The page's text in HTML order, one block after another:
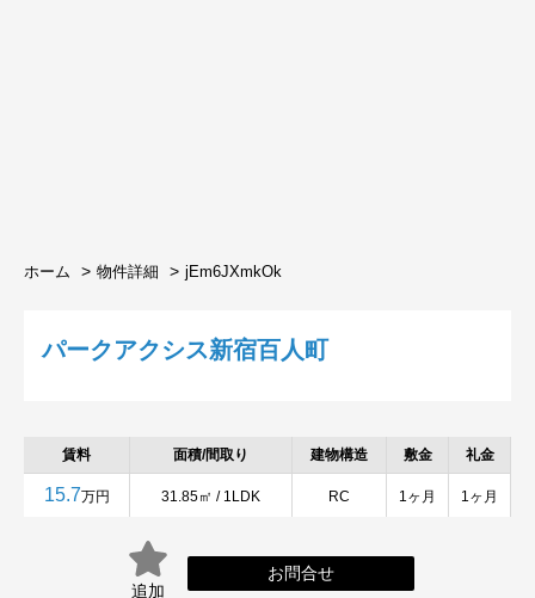
ホーム 物件詳細 jEm6JXmkOk
パークアクシス新宿百人町
賃料 面積/間取り 建物構造 敷金 礼金
15.7万円 31.85㎡ / 1LDK RC 1ヶ月 1ヶ月
追加
お問合せ